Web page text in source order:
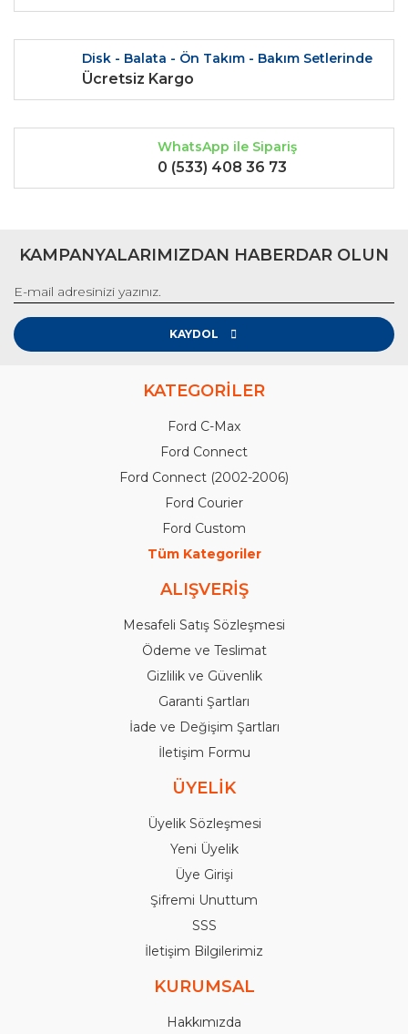
Gönder
Disk - Balata - Ön Takım - Bakım Setlerinde
Ücretsiz Kargo
WhatsApp ile Sipariş
0 (533) 408 36 73
KAMPANYALARIMIZDAN HABERDAR OLUN
KAYDOL
KATEGORİLER
Ford C-Max
Ford Connect
Ford Connect (2002-2006)
Ford Courier
Ford Custom
Tüm Kategoriler
ALIŞVERİŞ
Mesafeli Satış Sözleşmesi
Ödeme ve Teslimat
Gizlilik ve Güvenlik
Garanti Şartları
İade ve Değişim Şartları
İletişim Formu
ÜYELİK
Üyelik Sözleşmesi
Yeni Üyelik
Üye Girişi
Şifremi Unuttum
SSS
İletişim Bilgilerimiz
KURUMSAL
Hakkımızda